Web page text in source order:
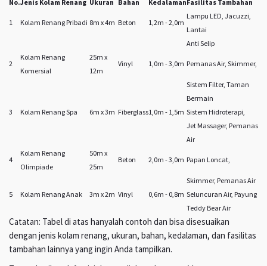
No.Jenis Kolam Renang Ukuran Bahan KedalamanFasilitas Tambahan
1 Kolam Renang Pribadi 8m x 4m Beton 1,2m - 2,0m
Lampu LED, Jacuzzi,
Lantai
Anti Selip
2
Kolam Renang
Komersial
25m x
12m
Vinyl 1,0m - 3,0m Pemanas Air, Skimmer,
Sistem Filter, Taman
Bermain
3
Kolam Renang Spa 6m x 3m Fiberglass1,0m - 1,5m Sistem Hidroterapi,
Jet Massager, Pemanas
Air
4
Kolam Renang
Olimpiade
50m x
25m
Beton 2,0m - 3,0m Papan Loncat,
Skimmer, Pemanas Air
5
Kolam Renang Anak 3m x 2m Vinyl 0,6m - 0,8m Seluncuran Air, Payung
Teddy Bear Air
Catatan: Tabel di atas hanyalah contoh dan bisa disesuaikan
dengan jenis kolam renang, ukuran, bahan, kedalaman, dan fasilitas
tambahan lainnya yang ingin Anda tampilkan.